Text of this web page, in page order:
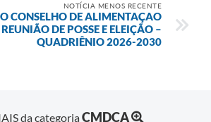
NOTÍCIA MENOS RECENTE
CONSELHO DE ALIMENTAÇAO
DE POSSE E ELEIÇÃO –
QUADRIÊNIO 2026-2030
da categoriaCMDCA